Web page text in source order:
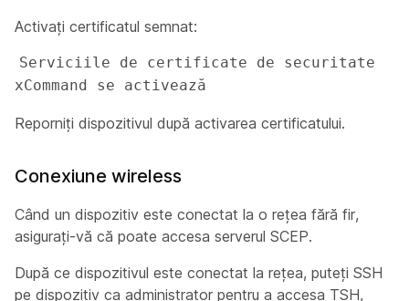
Activați certificatul semnat:
Serviciile de certificate de securitate
xCommand se activează
Reporniți dispozitivul după activarea certificatului.
Conexiune wireless
Când un dispozitiv este conectat la o rețea fără fir,
asigurați-vă că poate accesa serverul SCEP.
După ce dispozitivul este conectat la rețea, puteți SSH
pe dispozitiv ca administrator pentru a accesa TSH,